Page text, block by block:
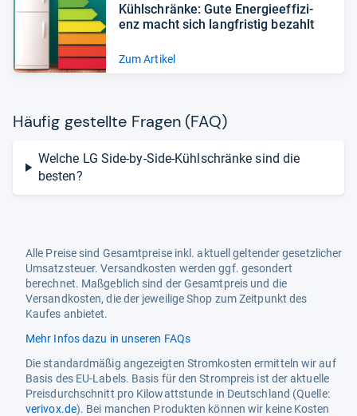
Kühl­schränke: Gute Ener­gie­ef­fi­zi­
enz macht sich lang­fris­tig bezahlt
Zum Artikel
Häu­fig gestellte Fra­gen (FAQ)
Welche LG Side-by-Side-Kühlschränke sind die
besten?
Alle Preise sind Gesamtpreise inkl. aktuell geltender gesetzlicher
Umsatzsteuer. Versandkosten werden ggf. gesondert
berechnet. Maßgeblich sind der Gesamtpreis und die
Versandkosten, die der jeweilige Shop zum Zeitpunkt des
Kaufes anbietet.
Mehr Infos dazu in unseren FAQs
Die standardmäßig angezeigten Stromkosten ermitteln wir auf
Basis des EU-Labels. Basis für den Strompreis ist der aktuelle
Preisdurchschnitt pro Kilowattstunde in Deutschland (Quelle:
verivox.de). Bei manchen Produkten können wir keine Kosten